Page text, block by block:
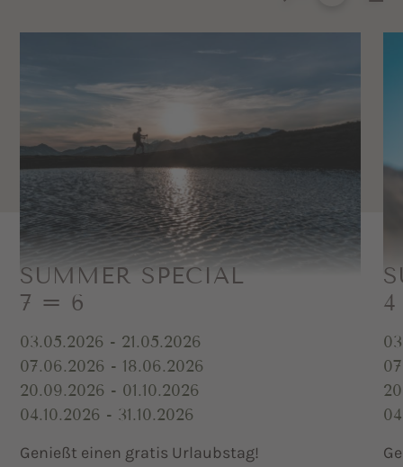
SUMMER SPECIAL
7 = 6
03.05.2026 - 21.05.2026
07.06.2026 - 18.06.2026
20.09.2026 - 01.10.2026
04.10.2026 - 31.10.2026
Genießt einen gratis Urlaubstag!